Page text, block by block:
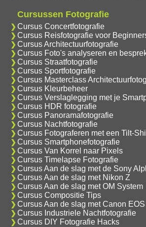
Cursussen Fotografie
Cursus Concertfotografie
Cursus Reisfotografie voor
Cursus Architectuurfotografie
Cursus Foto's analyseren en
Cursus Straatfotografie
Cursus Sportfotografie
Cursus Masterclass
Cursus Kleurbeheer
Cursus Verslaglegging met je
Cursus HDR fotografie
Cursus Panoramafotografie
Cursus Nachtfotografie
Cursus Fotograferen met een Tilt-
Cursus Smartphonefotografie
Cursus Van Korrel naar Pixels
Cursus Timelapse Fotografie
Cursus Aan de slag met de Sony
Cursus Aan de slag met Nikon Z
Cursus Aan de slag met OM System
Cursus Compositie Tips
Cursus Aan de slag met Canon EOS
Cursus Industriele Nachtfotografie
Cursus DIY Fotografie Hacks